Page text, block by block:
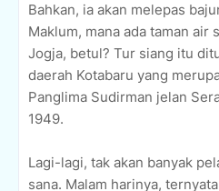
Bahkan, ia akan melepas
Maklum, mana ada taman air
Jogja, betul? Tur siang itu
daerah Kotabaru yang
Panglima Sudirman jelan
1949.
Lagi-lagi, tak akan banyak
sana. Malam harinya,